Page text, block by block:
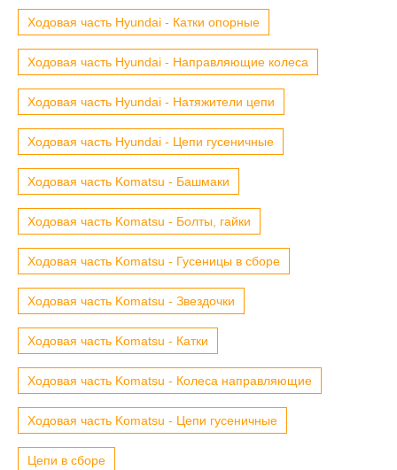
Ходовая часть Hyundai - Катки опорные
Ходовая часть Hyundai - Направляющие колеса
Ходовая часть Hyundai - Натяжители цепи
Ходовая часть Hyundai - Цепи гусеничные
Ходовая часть Komatsu - Башмаки
Ходовая часть Komatsu - Болты, гайки
Ходовая часть Komatsu - Гусеницы в сборе
Ходовая часть Komatsu - Звездочки
Ходовая часть Komatsu - Катки
Ходовая часть Komatsu - Колеса направляющие
Ходовая часть Komatsu - Цепи гусеничные
Цепи в сборе